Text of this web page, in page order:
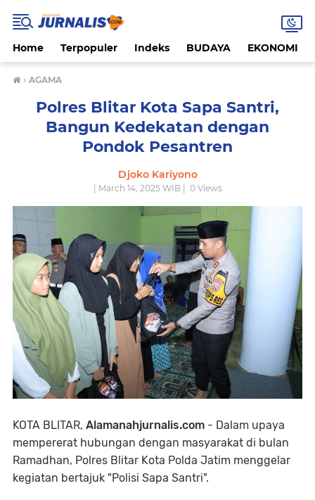
Home Terpopuler Indeks BUDAYA EKONOMI
› AGAMA
Polres Blitar Kota Sapa Santri,
Bangun Kedekatan dengan
Pondok Pesantren
Djoko Kariyono
| March 14, 2025 WIB | 0Views
KOTA BLITAR, Alamanahjurnalis.com - Dalam upaya
mempererat hubungan dengan masyarakat di bulan
Ramadhan, Polres Blitar Kota Polda Jatim menggelar
kegiatan bertajuk "Polisi Sapa Santri".